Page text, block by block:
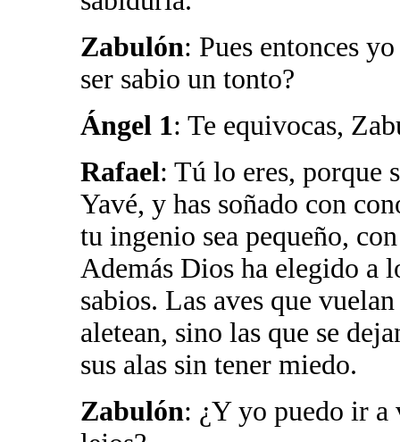
Zabulón: Pues entonces
ser sabio un tonto?
Ángel 1: Te equivocas,
Rafael: Tú lo eres, porque
Yavé, y has soñado con
tu ingenio sea pequeño,
Además Dios ha elegido a
sabios. Las aves que
aletean, sino las que se
sus alas sin tener miedo.
Zabulón: ¿Y yo puedo ir a